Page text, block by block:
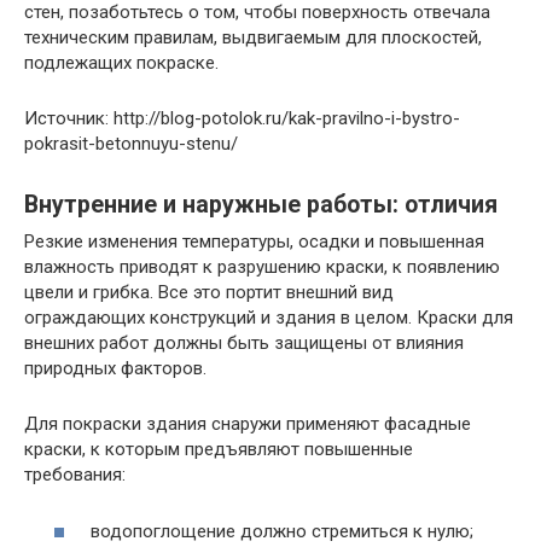
стен, позаботьтесь о том, чтобы поверхность отвечала
техническим правилам, выдвигаемым для плоскостей,
подлежащих покраске.
Источник: http://blog-potolok.ru/kak-pravilno-i-bystro-
pokrasit-betonnuyu-stenu/
Внутренние и наружные работы: отличия
Резкие изменения температуры, осадки и повышенная
влажность приводят к разрушению краски, к появлению
цвели и грибка. Все это портит внешний вид
ограждающих конструкций и здания в целом. Краски для
внешних работ должны быть защищены от влияния
природных факторов.
Для покраски здания снаружи применяют фасадные
краски, к которым предъявляют повышенные
требования:
водопоглощение должно стремиться к нулю;